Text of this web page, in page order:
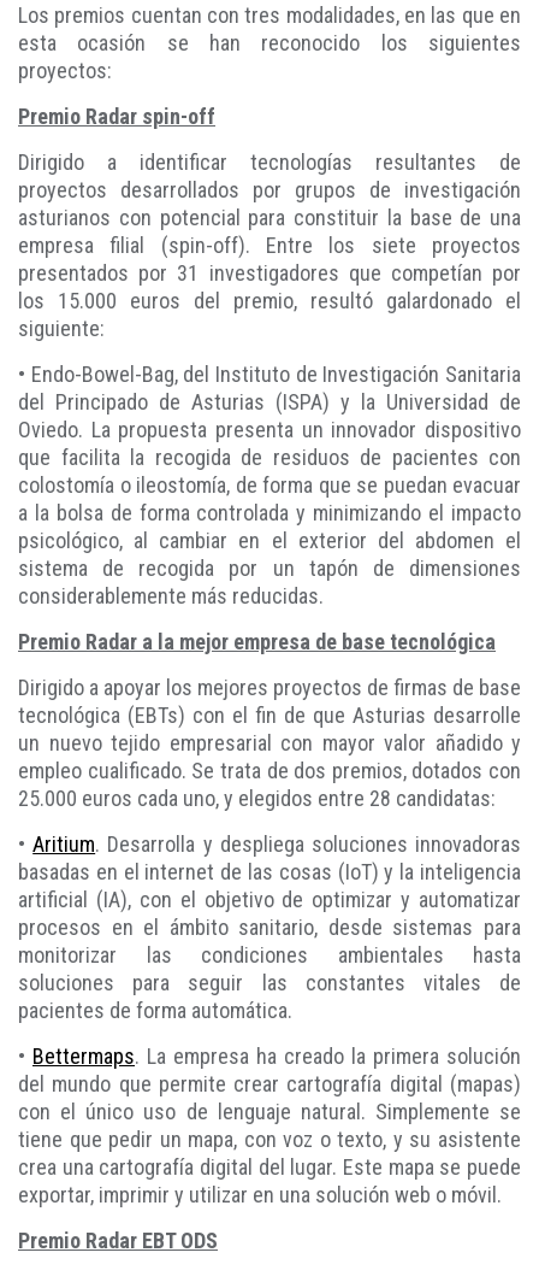
Los premios cuentan con tres modalidades, en las que en
esta ocasión se han reconocido los siguientes
proyectos:
Premio Radar spin-off
Dirigido a identificar tecnologías resultantes de
proyectos desarrollados por grupos de investigación
asturianos con potencial para constituir la base de una
empresa filial (spin-off). Entre los siete proyectos
presentados por 31 investigadores que competían por
los 15.000 euros del premio, resultó galardonado el
siguiente:
• Endo-Bowel-Bag, del Instituto de Investigación Sanitaria
del Principado de Asturias (ISPA) y la Universidad de
Oviedo. La propuesta presenta un innovador dispositivo
que facilita la recogida de residuos de pacientes con
colostomía o ileostomía, de forma que se puedan evacuar
a la bolsa de forma controlada y minimizando el impacto
psicológico, al cambiar en el exterior del abdomen el
sistema de recogida por un tapón de dimensiones
considerablemente más reducidas.
Premio Radar a la mejor empresa de base tecnológica
Dirigido a apoyar los mejores proyectos de firmas de base
tecnológica (EBTs) con el fin de que Asturias desarrolle
un nuevo tejido empresarial con mayor valor añadido y
empleo cualificado. Se trata de dos premios, dotados con
25.000 euros cada uno, y elegidos entre 28 candidatas:
•Aritium. Desarrolla y despliega soluciones innovadoras
basadas en el internet de las cosas (IoT) y la inteligencia
artificial (IA), con el objetivo de optimizar y automatizar
procesos en el ámbito sanitario, desde sistemas para
monitorizar las condiciones ambientales hasta
soluciones para seguir las constantes vitales de
pacientes de forma automática.
• Bettermaps. La empresa ha creado la primera solución
del mundo que permite crear cartografía digital (mapas)
con el único uso de lenguaje natural. Simplemente se
tiene que pedir un mapa, con voz o texto, y su asistente
crea una cartografía digital del lugar. Este mapa se puede
exportar, imprimir y utilizar en una solución web o móvil.
Premio Radar EBT ODS